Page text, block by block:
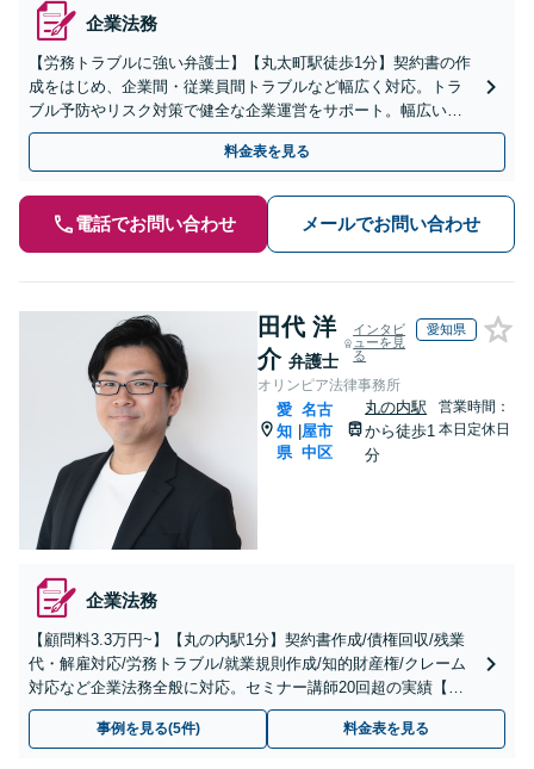
企業法務
【労務トラブルに強い弁護士】【丸太町駅徒歩1分】契約書の作
成をはじめ、企業間・従業員間トラブルなど幅広く対応。トラ
ブル予防やリスク対策で健全な企業運営をサポート。幅広い業
種に対応可能です。お気軽にご相談ください。【Web面談可】
料金表を見る
電話でお問い合わせ メールでお問い合わせ
田代 洋
介 弁護士
インタビ
ューを見
る
愛知県
オリンピア法律事務所
愛
知
県
名古
屋市
中区
丸の内駅
から徒歩1
分
営業時間：
本日定休日
企業法務
【顧問料3.3万円~】【丸の内駅1分】契約書作成/債権回収/残業
代・解雇対応/労務トラブル/就業規則作成/知的財産権/クレーム
対応など企業法務全般に対応。セミナー講師20回超の実績【企
業法務・IT法務に精通】
事例を見る(5件) 料金表を見る